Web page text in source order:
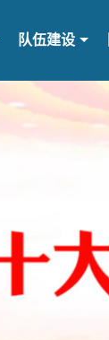
队伍建设